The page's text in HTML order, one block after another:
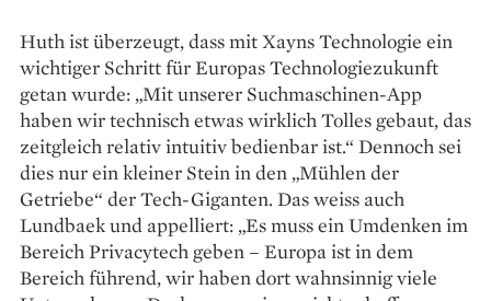
Huth ist überzeugt, dass mit Xayns Technologie ein
wichtiger Schritt für Europas Technologiezukunft
getan wurde: „Mit unserer Suchmaschinen-App
haben wir technisch etwas wirklich Tolles gebaut, das
zeitgleich relativ intuitiv bedienbar ist.“ Dennoch sei
dies nur ein kleiner Stein in den „Mühlen der
Getriebe“ der Tech-Giganten. Das weiss auch
Lundbaek und appelliert: „Es muss ein Umdenken im
Bereich Privacytech geben – Europa ist in dem
Bereich führend, wir haben dort wahnsinnig viele